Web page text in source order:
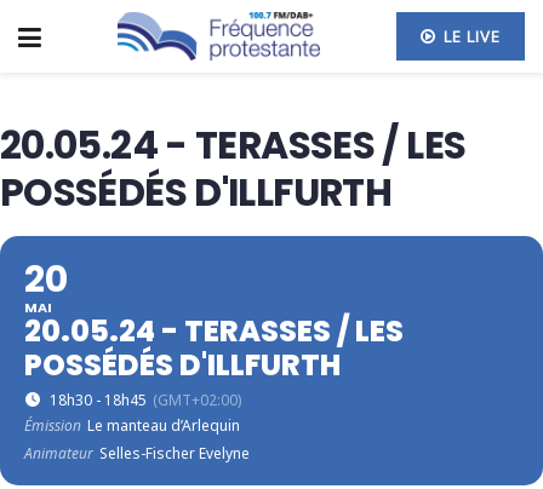
LE LIVE
20.05.24 - TERASSES / LES
POSSÉDÉS D'ILLFURTH
20
MAI
20.05.24 - TERASSES / LES
POSSÉDÉS D'ILLFURTH
18h30 - 18h45 (GMT+02:00)
Émission Le manteau d’Arlequin
Animateur Selles-Fischer Evelyne